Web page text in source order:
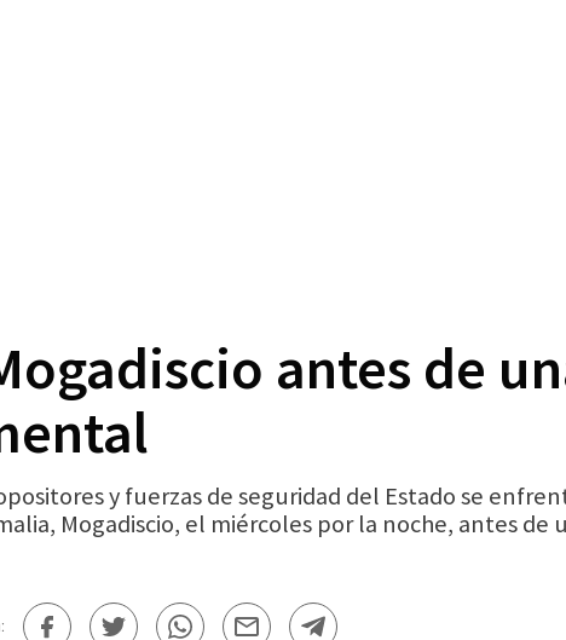
antes de
y fuerzas de seguridad del Estado se
Mogadiscio, el miércoles por la noche, antes de